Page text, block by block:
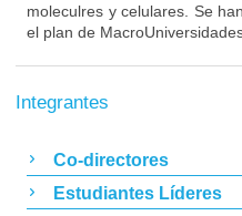
moleculres y celulares. Se
el plan de
Integrantes
Co-directores
Estudiantes Líderes